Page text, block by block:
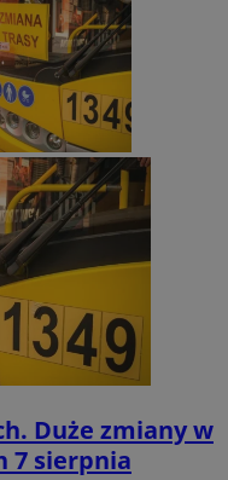
Duże zmiany w
7 sierpnia